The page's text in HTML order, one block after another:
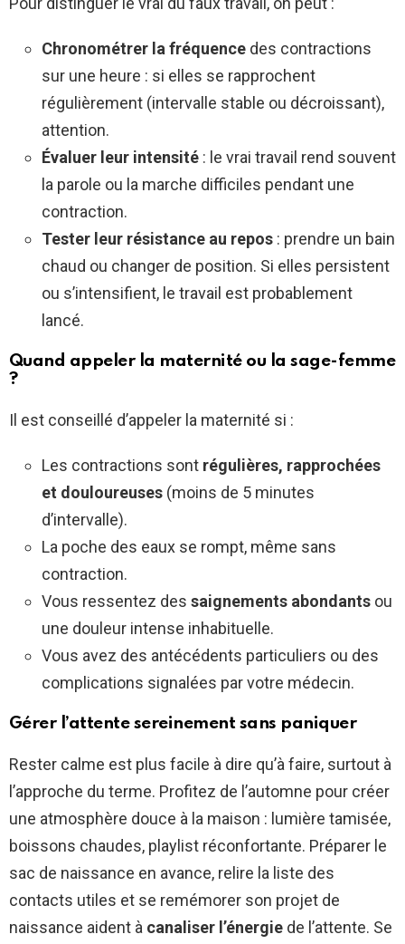
Chronométrer la fréquence des contractions
sur une heure : si elles se rapprochent
régulièrement (intervalle stable ou décroissant),
attention.
Évaluer leur intensité : le vrai travail rend souvent
la parole ou la marche difficiles pendant une
contraction.
Tester leur résistance au repos : prendre un bain
chaud ou changer de position. Si elles persistent
ou s’intensifient, le travail est probablement
lancé.
Quand appeler la maternité ou la sage-femme
?
Il est conseillé d’appeler la maternité si :
Les contractions sont régulières, rapprochées
et douloureuses (moins de 5 minutes
d’intervalle).
La poche des eaux se rompt, même sans
contraction.
Vous ressentez des saignements abondants ou
une douleur intense inhabituelle.
Vous avez des antécédents particuliers ou des
complications signalées par votre médecin.
Gérer l’attente sereinement sans paniquer
Rester calme est plus facile à dire qu’à faire, surtout à
l’approche du terme. Profitez de l’automne pour créer
une atmosphère douce à la maison : lumière tamisée,
boissons chaudes, playlist réconfortante. Préparer le
sac de naissance en avance, relire la liste des
contacts utiles et se remémorer son projet de
naissance aident à canaliser l’énergie de l’attente. Se